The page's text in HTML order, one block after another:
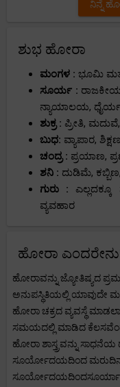
ನಿನ್ನೆ
ಶುಭ ಹೋರಾ
ಮಂಗಳ : ಭೂಮಿ
ಸೂರ್ಯ :
ನ್ಯಾಯಾಲಯ,
ಶುಕ್ರ : ಪ್ರೀತಿ,
ಬುಧ: ವ್ಯಾಪಾರ,
ಚಂದ್ರ : ಪ್ರಯಾಣ,
ಶನಿ : ದುಡಿಮೆ, ಕಬ್ಬಿಣ,
ಗುರು :
ವ್ಯವಹಾರ
ಹೋರಾ
ಹೋರಾವನ್ನು ಜ್ಯೋತಿಷ್ಯದ
ಅನುಪಸ್ಥಿತಿಯಲ್ಲಿ ಯಾವುದೇ
ಹೋರಾ ಚಕ್ರದ ವ್ಯವಸ್ಥೆ
ಸಮಯದಲ್ಲಿ ಮಾಡಿದ ಕೆಲಸವೆಂದು
ಹೋರಾ ಶಾಸ್ತ್ರವನ್ನು
ಸೂರ್ಯೋದಯದಿಂದ